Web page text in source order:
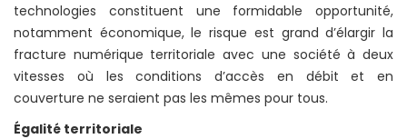
technologies constituent une formidable opportunité,
notamment économique, le risque est grand d’élargir la
fracture numérique territoriale avec une société à deux
vitesses où les conditions d’accès en débit et en
couverture ne seraient pas les mêmes pour tous.
Égalité territoriale